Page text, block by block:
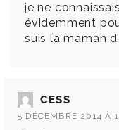
je ne
évidemment
suis la maman
CESS
5 DÉCEMBRE 2014 À